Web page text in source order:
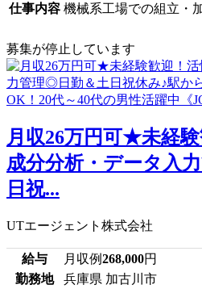
仕事内容 機械系工場での組立・
募集が停止しています
月収26万円可★未経
成分分析・データ入
日祝...
UTエージェント株式会社
給与 月収例268,000円
勤務地
兵庫県 加古川市